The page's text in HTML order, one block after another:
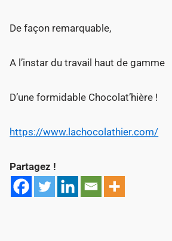
De façon remarquable,
A l’instar du travail haut de gamme
D’une formidable Chocolat’hière !
https://www.lachocolathier.com/
Partagez !